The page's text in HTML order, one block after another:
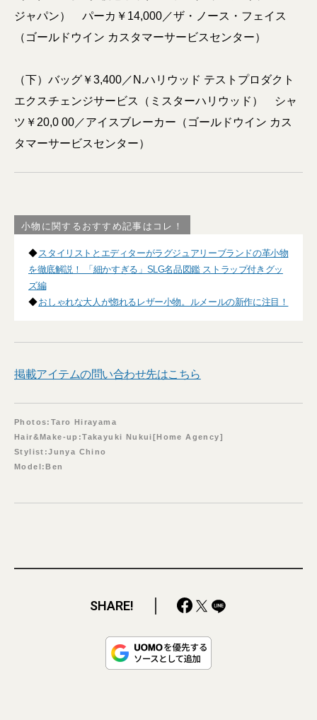
ジャパン） パーカ￥14,000／ザ・ノース・フェイス
（ゴールドウイン カスタマーサービスセンター）
（下）バッグ￥3,400／N.ハリウッド テストプロダクト
エクスチェンジサービス（ミスターハリウッド） シャ
ツ￥20,0 00／アイスブレーカー（ゴールドウイン カス
タマーサービスセンター）
小物に関するおすすめ記事はコレ！
◆ スタイリストとエディターがラグジュアリーブランドの革小物
を徹底解説！ 「細かすぎる」SLG名品図鑑 ストラップ付きグッ
ズ編
◆おしゃれな大人が惚れるレザー小物。ルメールの新作に注目！
掲載アイテムの問い合わせ先はこちら
Photos:Taro Hirayama
Hair&Make-up:Takayuki Nukui[Home Agency]
Stylist:Junya Chino
Model:Ben
SHARE!